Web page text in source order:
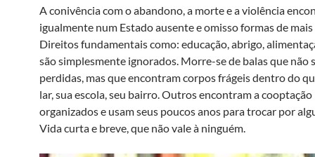
A conivência com o abandono, a morte e a violência
igualmente num Estado ausente e omisso formas de mais
Direitos fundamentais como: educação, abrigo,
são simplesmente ignorados. Morre-se de balas que não
perdidas, mas que encontram corpos frágeis dentro do
lar, sua escola, seu bairro. Outros encontram a
organizados e usam seus poucos anos para trocar por
Vida curta e breve, que não vale à ninguém.